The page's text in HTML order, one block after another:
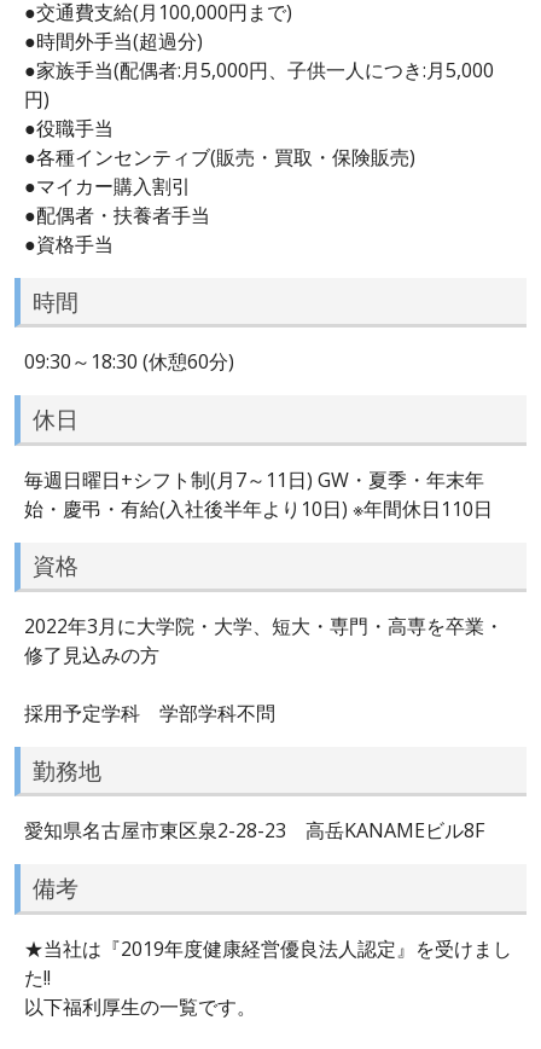
●交通費支給(月100,000円まで)
●時間外手当(超過分)
●家族手当(配偶者:月5,000円、子供一人につき:月5,000
円)
●役職手当
●各種インセンティブ(販売・買取・保険販売)
●マイカー購入割引
●配偶者・扶養者手当
●資格手当
時間
09:30～18:30 (休憩60分)
休日
毎週日曜日+シフト制(月7～11日) GW・夏季・年末年
始・慶弔・有給(入社後半年より10日) ※年間休日110日
資格
2022年3月に大学院・大学、短大・専門・高専を卒業・
修了見込みの方
採用予定学科 学部学科不問
勤務地
愛知県名古屋市東区泉2-28-23 高岳KANAMEビル8F
備考
★当社は『2019年度健康経営優良法人認定』を受けまし
た!!
以下福利厚生の一覧です。